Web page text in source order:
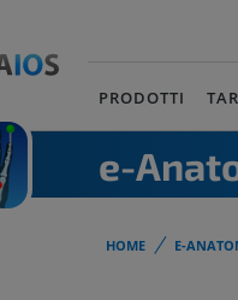
PRODOTTI
e-
HOME E-